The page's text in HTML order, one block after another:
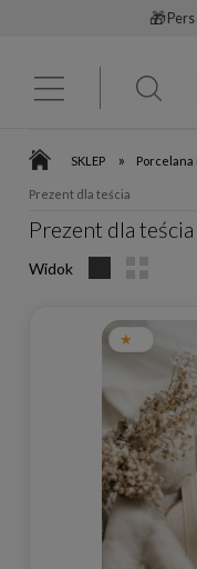
Szybka wysyłka
SKLEP »
Prezent dla teścia
Prezent dla
Widok